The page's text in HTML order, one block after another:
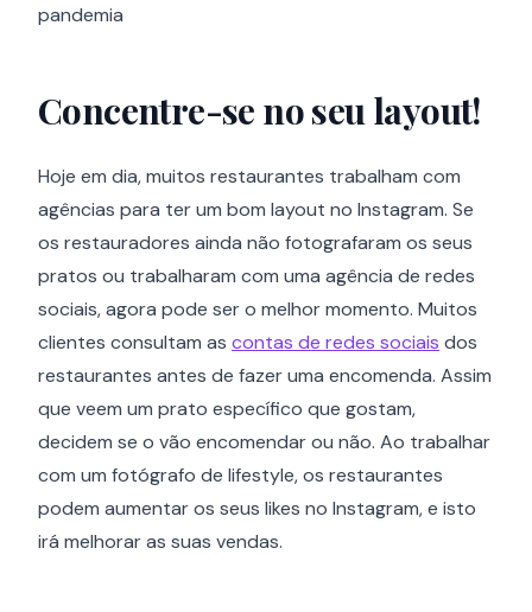
pandemia
Concentre-se no seu layout!
Hoje em dia, muitos restaurantes trabalham com
agências para ter um bom layout no Instagram. Se
os restauradores ainda não fotografaram os seus
pratos ou trabalharam com uma agência de redes
sociais, agora pode ser o melhor momento. Muitos
clientes consultam as contas de redes sociais dos
restaurantes antes de fazer uma encomenda. Assim
que veem um prato específico que gostam,
decidem se o vão encomendar ou não. Ao trabalhar
com um fotógrafo de lifestyle, os restaurantes
podem aumentar os seus likes no Instagram, e isto
irá melhorar as suas vendas.